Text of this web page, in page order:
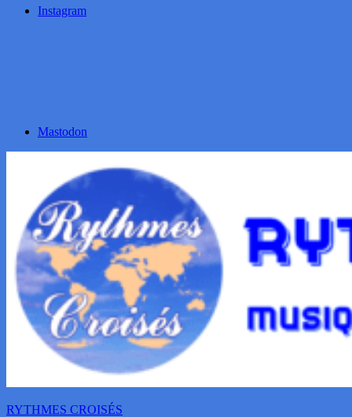
Instagram
Mastodon
RYTHMES CROISÉS